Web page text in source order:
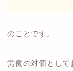
のことです。
労働の対価として